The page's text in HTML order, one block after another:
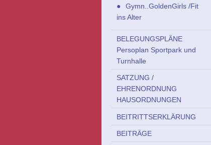
Gymn..GoldenGirls /Fit
ins Alter
BELEGUNGSPLÄNE
Persoplan Sportpark und
Turnhalle
SATZUNG /
EHRENORDNUNG
HAUSORDNUNGEN
BEITRITTSERKLÄRUNG
BEITRÄGE